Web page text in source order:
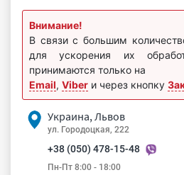
Внимание!
В связи с большим
для ускорения их
принимаются только на
Email, Viber и через кнопку
Украина, Львов
ул. Городоцкая, 222
+38 (050) 478-15-48
Пн-Пт 8:00 - 18:00